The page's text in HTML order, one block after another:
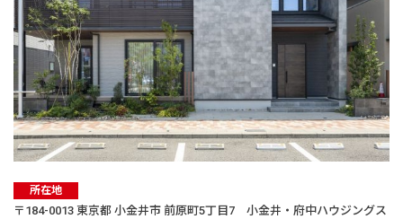
所在地
〒184-0013 東京都 小金井市 前原町5丁目7 小金井・府中ハウジングス